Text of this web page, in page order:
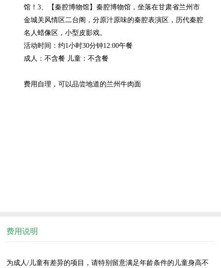
馆！3、【秦腔博物馆】秦腔博物馆，坐落在甘肃省兰州市
金城关风情区二台阁，分原汁原味的秦腔表演区，历代秦腔
名人蜡像区，小型皮影戏。
活动时间：约1小时30分钟12:00午餐
成人：不含餐 儿童：不含餐
费用自理，可以品尝地道的兰州牛肉面
费用说明
为成人/儿童有差异的项目，请特别留意满足年龄条件的儿童身高不